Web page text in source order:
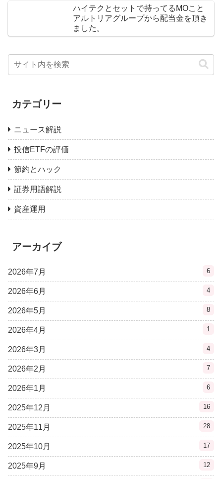
ハイテクとセットで持ってるMOこと
アルトリアグループから配当金を頂き
ました。
カテゴリー
ニュース解説
投信ETFの評価
節約とハック
証券用語解説
資産運用
アーカイブ
2026年7月 6
2026年6月 4
2026年5月 8
2026年4月 1
2026年3月 4
2026年2月 7
2026年1月 6
2025年12月 16
2025年11月 28
2025年10月 17
2025年9月 12